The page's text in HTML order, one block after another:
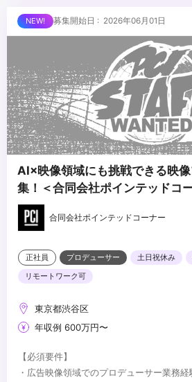
む）や営業の経験
... 募集開始日 : 2026年06月01日
AI×映像領域にも挑戦できる映
集！＜合同会社ポインテッドコ
合同会社ポインテッドコーナー
正社員 プロデューサー 土日祝休み
リモートワーク可
東京都渋谷区
年収例 600万円〜
【必須要件】
・広告映像領域でのプロデューサー業務経